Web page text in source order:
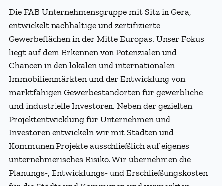
Die FAB Unternehmensgruppe mit Sitz in Gera,
entwickelt nachhaltige und zertifizierte
Gewerbeflächen in der Mitte Europas. Unser Fokus
liegt auf dem Erkennen von Potenzialen und
Chancen in den lokalen und internationalen
Immobilienmärkten und der Entwicklung von
marktfähigen Gewerbestandorten für gewerbliche
und industrielle Investoren. Neben der gezielten
Projektentwicklung für Unternehmen und
Investoren entwickeln wir mit Städten und
Kommunen Projekte ausschließlich auf eigenes
unternehmerisches Risiko. Wir übernehmen die
Planungs-, Entwicklungs- und Erschließungskosten